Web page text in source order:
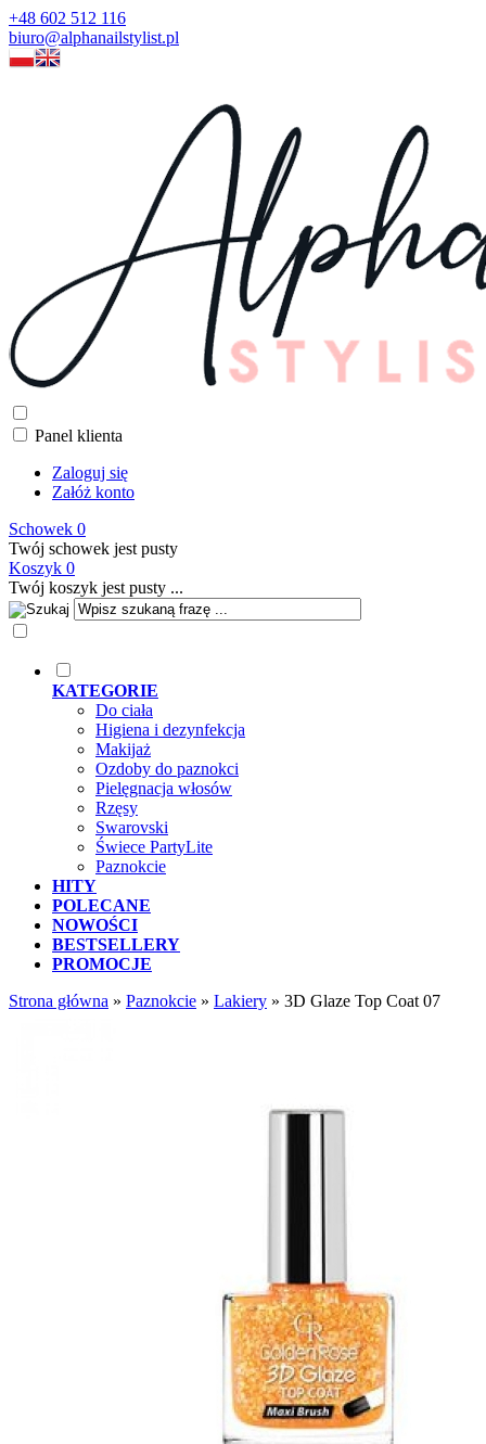
+48 602 512 116
biuro@alphanailstylist.pl
Panel klienta
Zaloguj się
Załóż konto
Schowek 0
Twój schowek jest pusty
Koszyk 0
Twój koszyk jest pusty ...
KATEGORIE
Do ciała
Higiena i dezynfekcja
Makijaż
Ozdoby do paznokci
Pielęgnacja włosów
Rzęsy
Swarovski
Świece PartyLite
Paznokcie
HITY
POLECANE
NOWOŚCI
BESTSELLERY
PROMOCJE
Strona główna » Paznokcie » Lakiery » 3D Glaze Top Coat 07